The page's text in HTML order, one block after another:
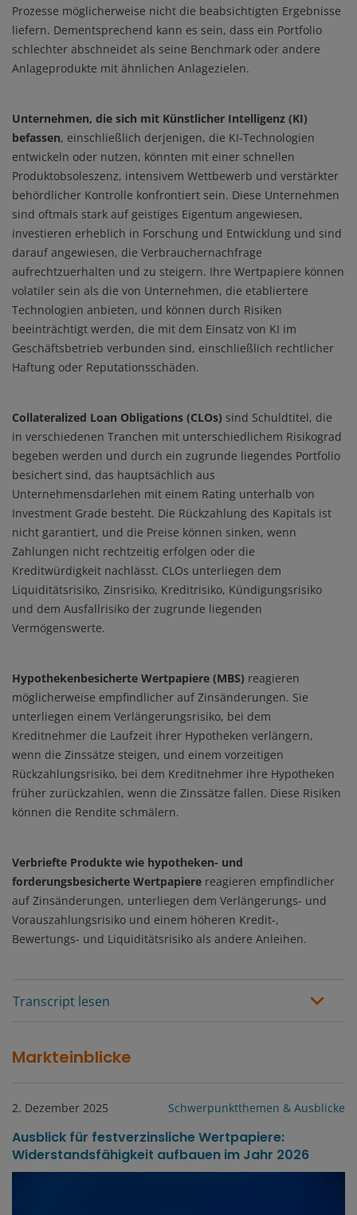
Prozesse möglicherweise nicht die beabsichtigten Ergebnisse
liefern. Dementsprechend kann es sein, dass ein Portfolio
schlechter abschneidet als seine Benchmark oder andere
Anlageprodukte mit ähnlichen Anlagezielen.
Unternehmen, die sich mit Künstlicher Intelligenz (KI)
befassen, einschließlich derjenigen, die KI-Technologien
entwickeln oder nutzen, könnten mit einer schnellen
Produktobsoleszenz, intensivem Wettbewerb und verstärkter
behördlicher Kontrolle konfrontiert sein. Diese Unternehmen
sind oftmals stark auf geistiges Eigentum angewiesen,
investieren erheblich in Forschung und Entwicklung und sind
darauf angewiesen, die Verbrauchernachfrage
aufrechtzuerhalten und zu steigern. Ihre Wertpapiere können
volatiler sein als die von Unternehmen, die etabliertere
Technologien anbieten, und können durch Risiken
beeinträchtigt werden, die mit dem Einsatz von KI im
Geschäftsbetrieb verbunden sind, einschließlich rechtlicher
Haftung oder Reputationsschäden.
Collateralized Loan Obligations (CLOs) sind Schuldtitel, die
in verschiedenen Tranchen mit unterschiedlichem Risikograd
begeben werden und durch ein zugrunde liegendes Portfolio
besichert sind, das hauptsächlich aus
Unternehmensdarlehen mit einem Rating unterhalb von
Investment Grade besteht. Die Rückzahlung des Kapitals ist
nicht garantiert, und die Preise können sinken, wenn
Zahlungen nicht rechtzeitig erfolgen oder die
Kreditwürdigkeit nachlässt. CLOs unterliegen dem
Liquiditätsrisiko, Zinsrisiko, Kreditrisiko, Kündigungsrisiko
und dem Ausfallrisiko der zugrunde liegenden
Vermögenswerte.
Hypothekenbesicherte Wertpapiere (MBS) reagieren
möglicherweise empfindlicher auf Zinsänderungen. Sie
unterliegen einem Verlängerungsrisiko, bei dem
Kreditnehmer die Laufzeit ihrer Hypotheken verlängern,
wenn die Zinssätze steigen, und einem vorzeitigen
Rückzahlungsrisiko, bei dem Kreditnehmer ihre Hypotheken
früher zurückzahlen, wenn die Zinssätze fallen. Diese Risiken
können die Rendite schmälern.
Verbriefte Produkte wie hypotheken- und
forderungsbesicherte Wertpapiere reagieren empfindlicher
auf Zinsänderungen, unterliegen dem Verlängerungs- und
Vorauszahlungsrisiko und einem höheren Kredit-,
Bewertungs- und Liquiditätsrisiko als andere Anleihen.
Transcript lesen
Markteinblicke
2. Dezember 2025 Schwerpunktthemen & Ausblicke
Ausblick für festverzinsliche Wertpapiere:
Widerstandsfähigkeit aufbauen im Jahr 2026